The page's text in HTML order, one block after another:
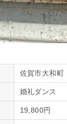
佐賀市大和町
婚礼ダンス
19,800円